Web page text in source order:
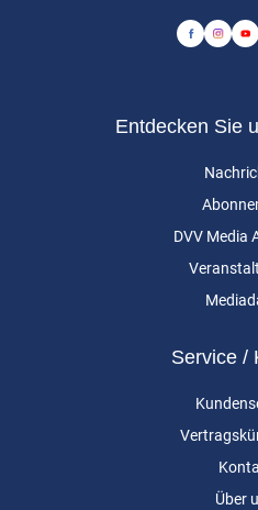
Entdecken Sie
DVV Media
Service /
Über